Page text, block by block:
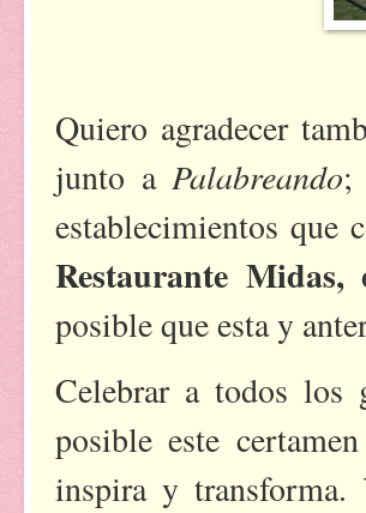
Quiero agradecer
junto a Palabreando;
establecimientos que
Restaurante
posible que esta y
Celebrar a todos los
posible este
inspira y